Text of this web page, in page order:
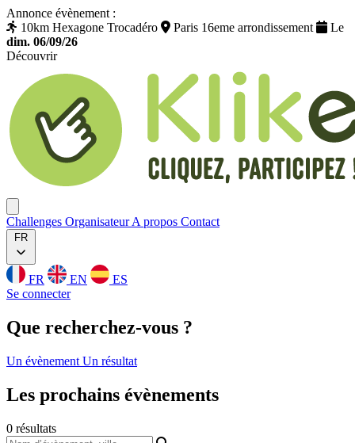
Annonce évènement :
10km Hexagone Trocadéro
Paris 16eme arrondissement
Le
dim. 06/09/26
Découvrir
Challenges OrganisateurA propos Contact
FR
FR EN
ES
Se connecter
Que recherchez-vous ?
Un évènement Un résultat
Les prochains évènements
0 résultats